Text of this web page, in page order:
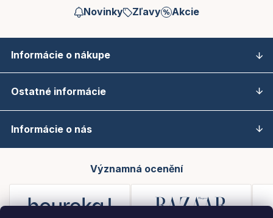
Novinky Zľavy Akcie
Informácie o nákupe
Ostatné informácie
Informácie o nás
Významná ocenění